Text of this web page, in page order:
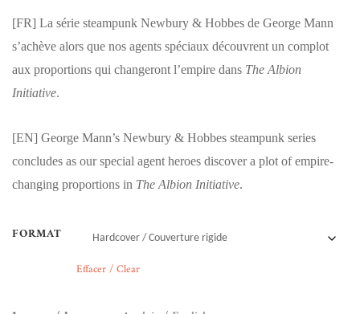
[FR] La série steampunk Newbury & Hobbes de George Mann
s’achève alors que nos agents spéciaux découvrent un complot
aux proportions qui changeront l’empire dans The Albion
Initiative.
[EN] George Mann’s Newbury & Hobbes steampunk series
concludes as our special agent heroes discover a plot of empire-
changing proportions in The Albion Initiative.
FORMAT
Effacer / Clear